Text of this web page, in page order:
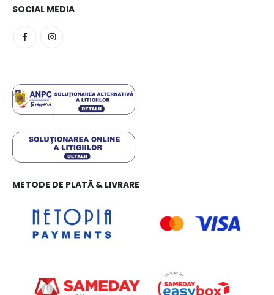
SOCIAL MEDIA
METODE DE PLATĂ & LIVRARE